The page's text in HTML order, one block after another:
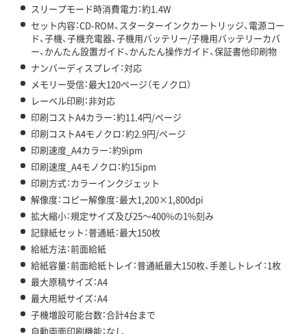
スリープモード時消費電力：約1.4W
セット内容：CD-ROM、スターターインクカートリッジ、電源コー
ド、子機、子機充電器、子機用バッテリー/子機用バッテリーカバ
ー、かんたん設置ガイド、かんたん操作ガイド、保証書他印刷物
ナンバーディスプレイ：対応
メモリー受信：最大120ページ（モノクロ）
レーベル印刷：非対応
印刷コストA4カラー：約11.4円/ページ
印刷コストA4モノクロ：約2.9円/ページ
印刷速度_A4カラー：約9ipm
印刷速度_A4モノクロ：約15ipm
印刷方式：カラーインクジェット
解像度：コピー解像度：最大1,200×1,800dpi
拡大縮小：規定サイズ及び25～400%の1%刻み
記録紙セット：普通紙：最大150枚
給紙方法：前面給紙
給紙容量：前面給紙トレイ：普通紙最大150枚、手差しトレイ：1枚
最大原稿サイズ：A4
最大用紙サイズ：A4
子機増設可能台数：合計4台まで
自動両面印刷機能：なし